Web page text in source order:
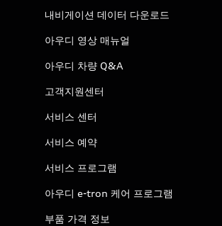
내비게이션 데이터 다운로드
아우디 영상 매뉴얼
아우디 차량 Q&A
고객지원센터
서비스 센터
서비스 예약
서비스 프로그램
아우디 e-tron 케어 프로그램
부품 가격 정보